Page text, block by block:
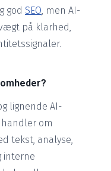
god SEO , men AI-
på klarhed,
lignende AI-
handler om
tekst, analyse,
interne